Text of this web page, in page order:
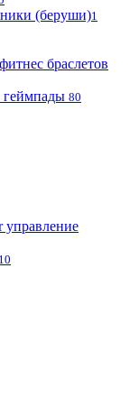
(беруши)1
браслетов
геймпады 80
10